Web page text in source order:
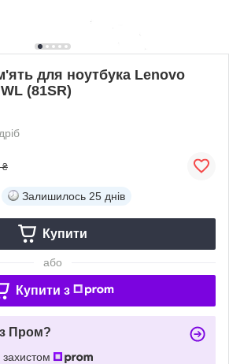
для ноутбука Lenovo
(81SR)
₴
Залишилось 25 днів
Купити
або
Купити з
Пром?